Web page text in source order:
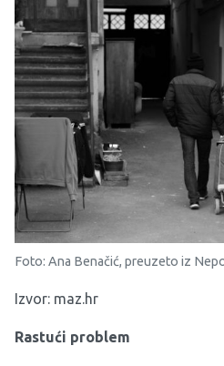
Foto: Ana Benačić, preuzeto iz
Izvor: maz.hr
Rastući problem